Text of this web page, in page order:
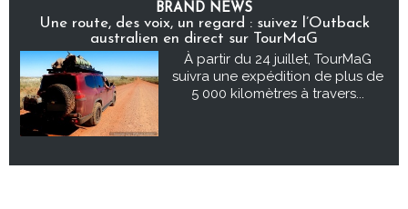
BRAND NEWS
Une route, des voix, un regard : suivez l’Outback
australien en direct sur TourMaG
À partir du 24 juillet, TourMaG
suivra une expédition de plus de
5 000 kilomètres à travers...